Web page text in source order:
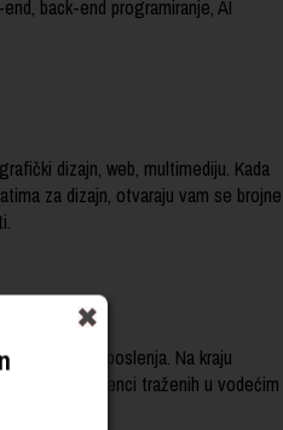
back-end programiranje, AI
dizajn, web, multimediju. Kada
za dizajn, otvaraju vam se brojne
za izbor zaposlenja. Na kraju
kompetenci traženih u vodećim